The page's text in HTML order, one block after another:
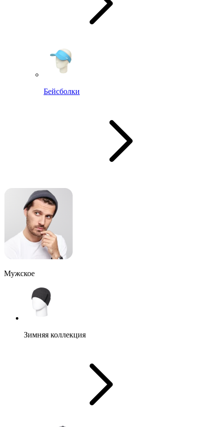
Бейсболки
Мужское
Зимняя коллекция